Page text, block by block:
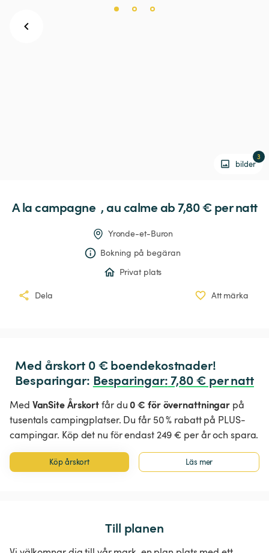
bilder
3
A lacampagne ,aucalme ab 7,80 € per natt
Yronde-et-Buron
Bokning på begäran
Privat plats
Dela Att märka
Med årskort 0 € boendekostnader!
Besparingar: Besparingar: 7,80 € per natt
Med VanSite Årskortfår du0 € för övernattningar på
tusentals campingplatser. Du får 50 % rabatt på PLUS-
campingar. Köp det nu för endast 249 € per år och spara.
Köp årskort Läs mer
Till planen